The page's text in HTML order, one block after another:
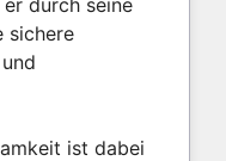
sichere
ist dabei